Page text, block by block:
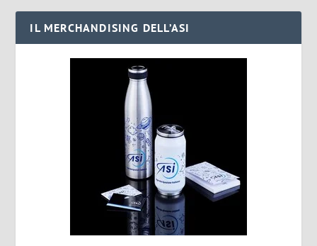
IL MERCHANDISING DELL’ASI